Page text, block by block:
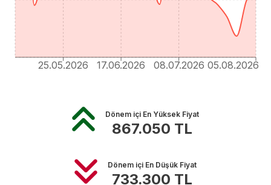
25.05.2026 17.06.2026 08.07.2026 05.08.2026
Dönem içi En Yüksek Fiyat
867.050 TL
Dönem içi En Düşük Fiyat
733.300 TL